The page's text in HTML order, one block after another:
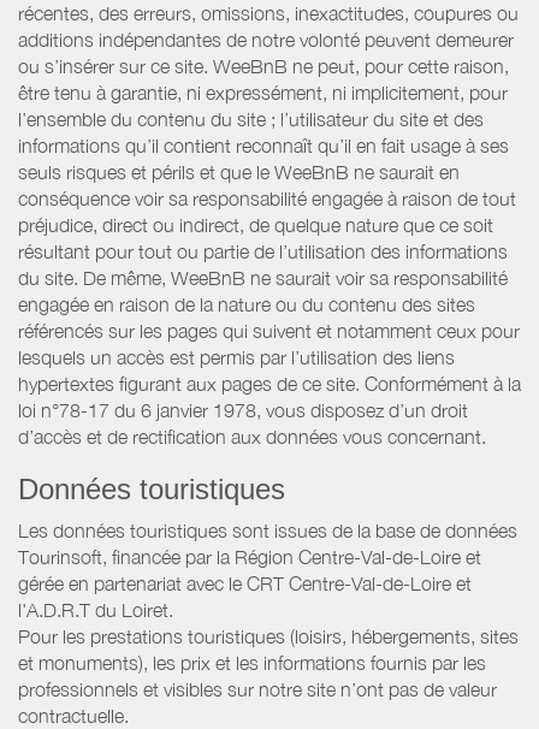
récentes, des erreurs, omissions, inexactitudes, coupures ou
additions indépendantes de notre volonté peuvent demeurer
ou s’insérer sur ce site. WeeBnB ne peut, pour cette raison,
être tenu à garantie, ni expressément, ni implicitement, pour
l’ensemble du contenu du site ; l’utilisateur du site et des
informations qu’il contient reconnaît qu’il en fait usage à ses
seuls risques et périls et que le WeeBnB ne saurait en
conséquence voir sa responsabilité engagée à raison de tout
préjudice, direct ou indirect, de quelque nature que ce soit
résultant pour tout ou partie de l’utilisation des informations
du site. De même, WeeBnB ne saurait voir sa responsabilité
engagée en raison de la nature ou du contenu des sites
référencés sur les pages qui suivent et notamment ceux pour
lesquels un accès est permis par l’utilisation des liens
hypertextes figurant aux pages de ce site. Conformément à la
loi n°78-17 du 6 janvier 1978, vous disposez d’un droit
d’accès et de rectification aux données vous concernant.
Données touristiques
Les données touristiques sont issues de la base de données
Tourinsoft, financée par la Région Centre-Val-de-Loire et
gérée en partenariat avec le CRT Centre-Val-de-Loire et
l'A.D.R.T du Loiret.
Pour les prestations touristiques (loisirs, hébergements, sites
et monuments), les prix et les informations fournis par les
professionnels et visibles sur notre site n’ont pas de valeur
contractuelle.